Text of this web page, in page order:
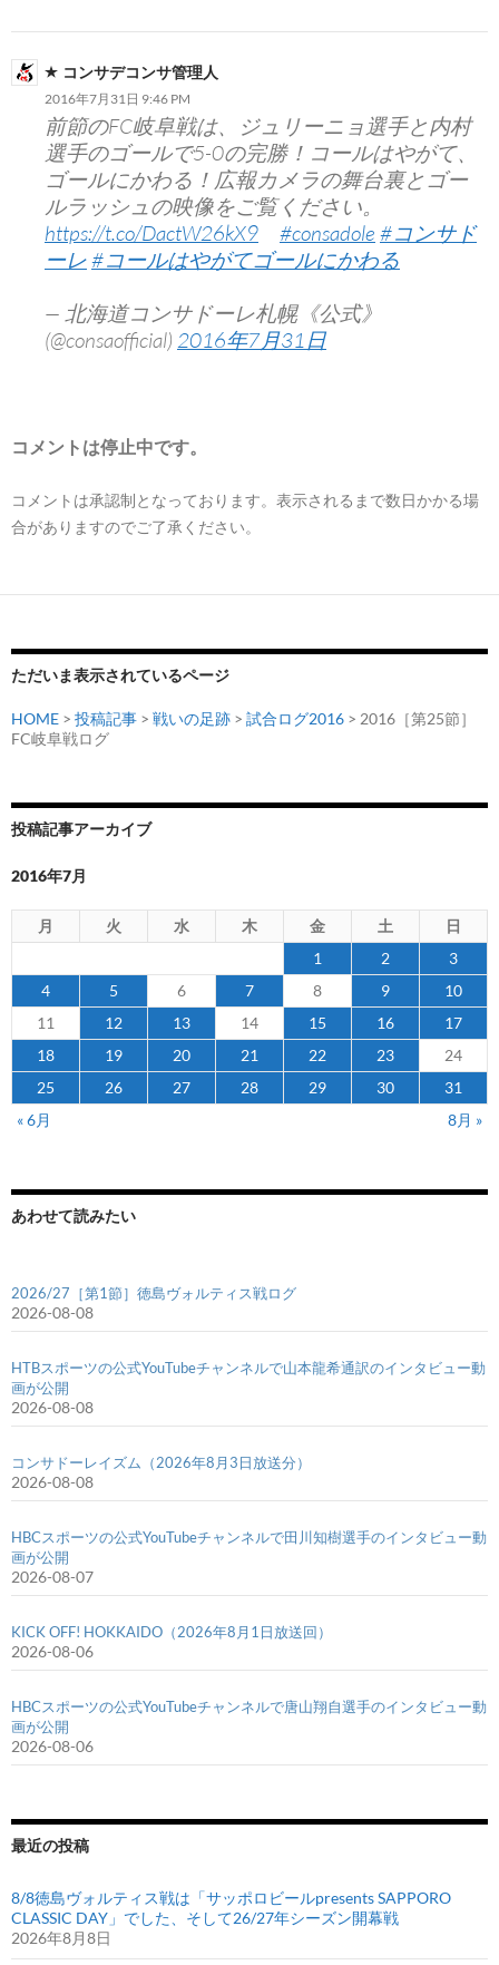
コンサデコンサ管理人
2016年7月31日 9:46 PM
前節のFC岐阜戦は、ジュリーニョ選手と内村
選手のゴールで5-0の完勝！コールはやがて、
ゴールにかわる！広報カメラの舞台裏とゴー
ルラッシュの映像をご覧ください。
https://t.co/DactW26kX9
#consadole #コンサド
ーレ#コールはやがてゴールにかわる
— 北海道コンサドーレ札幌《公式》
(@consaofficial) 2016年7月31日
コメントは停止中です。
コメントは承認制となっております。表示されるまで数日かかる場
合がありますのでご了承ください。
ただいま表示されているページ
HOME > 投稿記事 > 戦いの足跡 > 試合ログ2016 > 2016［第25節］
FC岐阜戦ログ
投稿記事アーカイブ
2016年7月
月 火 水 木 金 土
日
1
2
3
4
5 6 7 8 9
10
11
12 13 14 15 16
17
18
19 20 21 22 23
24
25
26 27 28 29 30
31
« 6月
8月 »
あわせて読みたい
2026/27［第1節］徳島ヴォルティス戦ログ
2026-08-08
HTBスポーツの公式YouTubeチャンネルで山本龍希通訳のインタビュー動
画が公開
2026-08-08
コンサドーレイズム（2026年8月3日放送分）
2026-08-08
HBCスポーツの公式YouTubeチャンネルで田川知樹選手のインタビュー動
画が公開
2026-08-07
KICK OFF! HOKKAIDO（2026年8月1日放送回）
2026-08-06
HBCスポーツの公式YouTubeチャンネルで唐山翔自選手のインタビュー動
画が公開
2026-08-06
最近の投稿
8/8徳島ヴォルティス戦は「サッポロビールpresents SAPPORO
CLASSIC DAY」でした、そして26/27年シーズン開幕戦
2026年8月8日